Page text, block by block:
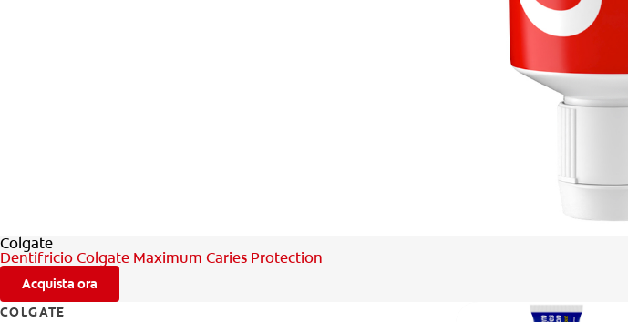
Colgate
Dentifricio Colgate Maximum Caries Protection
Acquista ora
COLGATE